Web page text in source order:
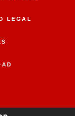
LEGAL